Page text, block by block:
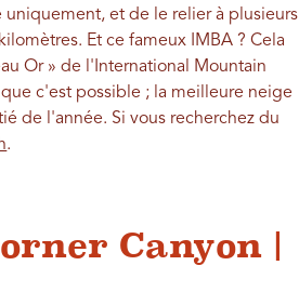
et de le relier à plusieurs
Et ce fameux IMBA ? Cela
Or » de l'International Mountain
c'est possible ; la meilleure neige
de l'année. Si vous recherchez du
.
Canyon |